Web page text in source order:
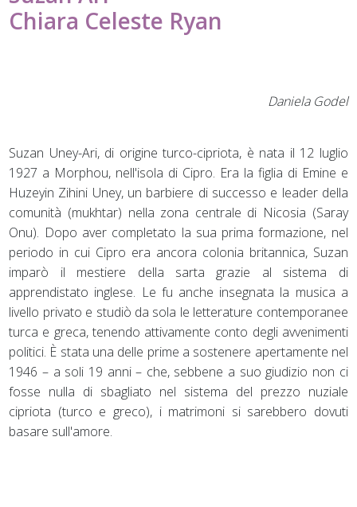
Chiara Celeste Ryan
Daniela Godel
Suzan Uney-Ari, di origine turco-cipriota, è nata il 12 luglio
1927 a Morphou, nell'isola di Cipro. Era la figlia di Emine e
Huzeyin Zihini Uney, un barbiere di successo e leader della
comunità (mukhtar) nella zona centrale di Nicosia (Saray
Onu). Dopo aver completato la sua prima formazione, nel
periodo in cui Cipro era ancora colonia britannica, Suzan
imparò il mestiere della sarta grazie al sistema di
apprendistato inglese. Le fu anche insegnata la musica a
livello privato e studiò da sola le letterature contemporanee
turca e greca, tenendo attivamente conto degli avvenimenti
politici. È stata una delle prime a sostenere apertamente nel
1946 – a soli 19 anni – che, sebbene a suo giudizio non ci
fosse nulla di sbagliato nel sistema del prezzo nuziale
cipriota (turco e greco), i matrimoni si sarebbero dovuti
basare sull'amore.